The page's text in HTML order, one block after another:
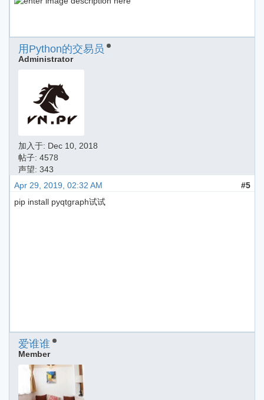
用Python的交易员
Administrator
加入于: Dec 10, 2018
帖子: 4578
声望: 343
Apr 29, 2019, 02:32 AM
#5
pip install pyqtgraph试试
爱谁谁
Member